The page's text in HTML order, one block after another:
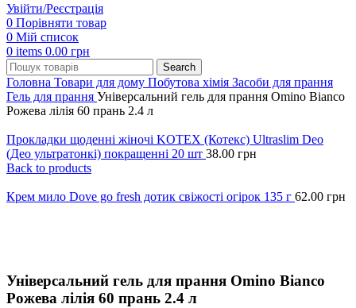
Увійти/Реєстрація
0 Порівняти товар
0 Мій список
0 items 0.00 грн
Search
Головна Товари для дому Побутова хімія Засоби для прання
Гель для прання Універсальний гель для прання Omino Bianco
Рожева лілія 60 прань 2.4 л
Прокладки щоденні жіночі KOTEX (Котекс) Ultraslim Deo
(Део ультратонкі) покращенні 20 шт 38.00 грн
Back to products
Крем мило Dove go fresh дотик свіжості огірок 135 г 62.00 грн
Універсальний гель для прання Omino Bianco
Рожева лілія 60 прань 2.4 л